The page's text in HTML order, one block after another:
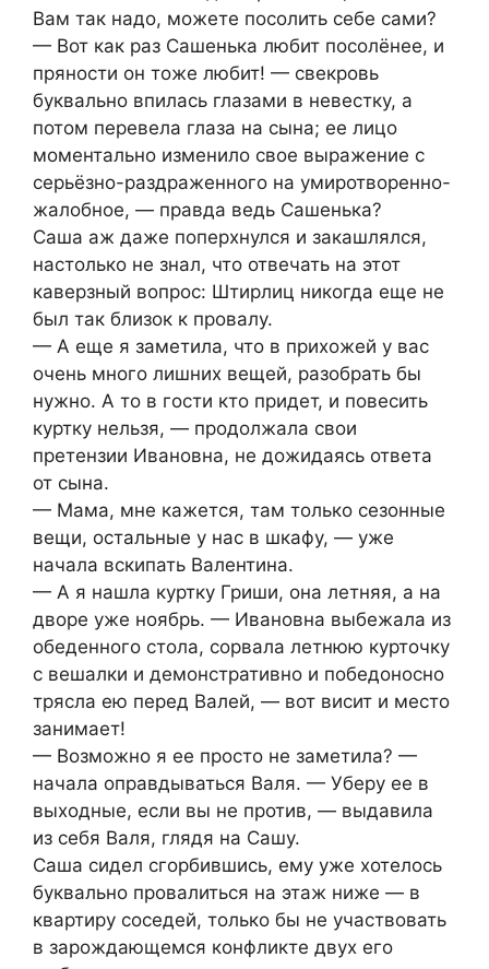
Вам так надо, можете посолить себе сами?
— Вот как раз Сашенька любит посолёнее, и
пряности он тоже любит! — свекровь
буквально впилась глазами в невестку, а
потом перевела глаза на сына; ее лицо
моментально изменило свое выражение с
серьёзно-раздраженного на умиротворенно-
жалобное, — правда ведь Сашенька?
Саша аж даже поперхнулся и закашлялся,
настолько не знал, что отвечать на этот
каверзный вопрос: Штирлиц никогда еще не
был так близок к провалу.
— А еще я заметила, что в прихожей у вас
очень много лишних вещей, разобрать бы
нужно. А то в гости кто придет, и повесить
куртку нельзя, — продолжала свои
претензии Ивановна, не дожидаясь ответа
от сына.
— Мама, мне кажется, там только сезонные
вещи, остальные у нас в шкафу, — уже
начала вскипать Валентина.
— А я нашла куртку Гриши, она летняя, а на
дворе уже ноябрь. — Ивановна выбежала из
обеденного стола, сорвала летнюю курточку
с вешалки и демонстративно и победоносно
трясла ею перед Валей, — вот висит и место
занимает!
— Возможно я ее просто не заметила? —
начала оправдываться Валя. — Уберу ее в
выходные, если вы не против, — выдавила
из себя Валя, глядя на Сашу.
Саша сидел сгорбившись, ему уже хотелось
буквально провалиться на этаж ниже — в
квартиру соседей, только бы не участвовать
в зарождающемся конфликте двух его